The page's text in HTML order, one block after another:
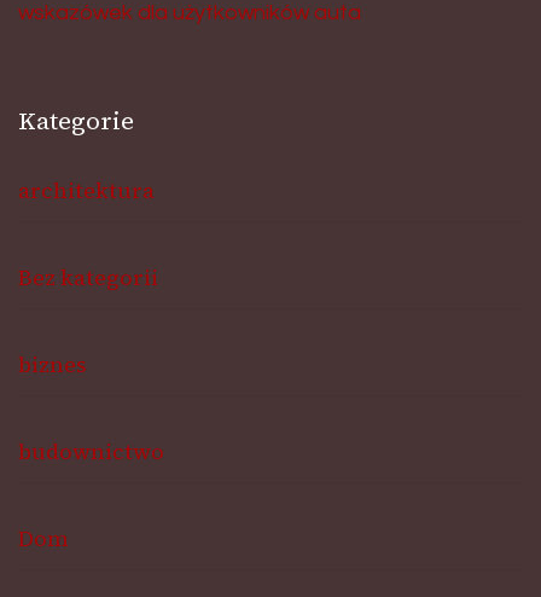
wskazówek dla użytkowników auta
Kategorie
architektura
Bez kategorii
biznes
budownictwo
Dom